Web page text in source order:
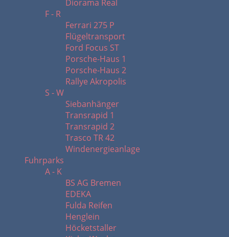
Diorama Real
F - R
Ferrari 275 P
Flügeltransport
Ford Focus ST
Porsche-Haus 1
Porsche-Haus 2
Rallye Akropolis
S - W
Siebanhänger
Transrapid 1
Transrapid 2
Trasco TR 42
Windenergieanlage
Fuhrparks
A - K
BS AG Bremen
EDEKA
Fulda Reifen
Henglein
Höcketstaller